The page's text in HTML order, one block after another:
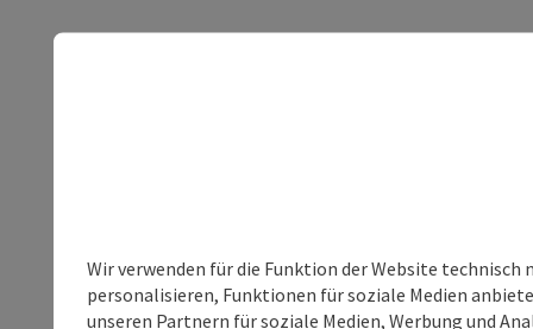
Wir verwenden für die Funktion der Website
personalisieren, Funktionen für soziale Medien
unseren Partnern für soziale Medien, Werbung und